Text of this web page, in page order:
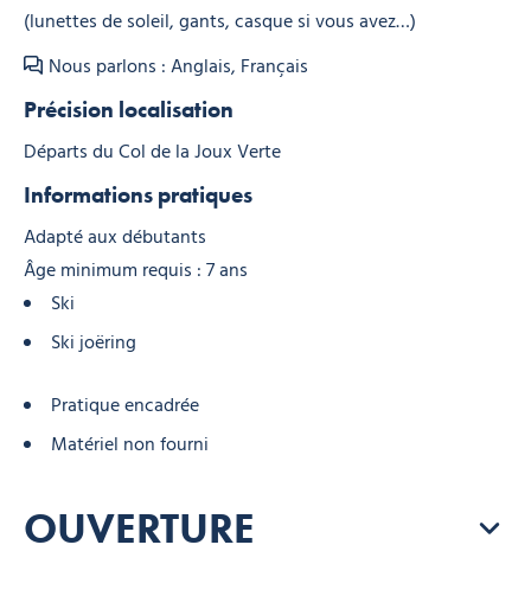
(lunettes de soleil, gants, casque si vous avez…)
Nous parlons : Anglais, Français
Précision localisation
Départs du Col de la Joux Verte
Informations pratiques
Adapté aux débutants
Âge minimum requis : 7 ans
Ski
Ski joëring
Pratique encadrée
Matériel non fourni
OUVERTURE